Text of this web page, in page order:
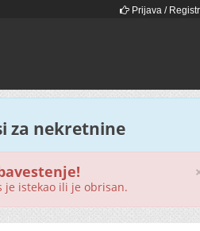
Prijava /
za nekretnine
je istekao ili je obrisan.